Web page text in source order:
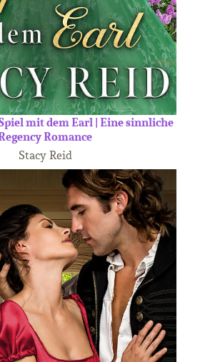
mit dem Earl | Eine sinnliche
Romance
Stacy Reid